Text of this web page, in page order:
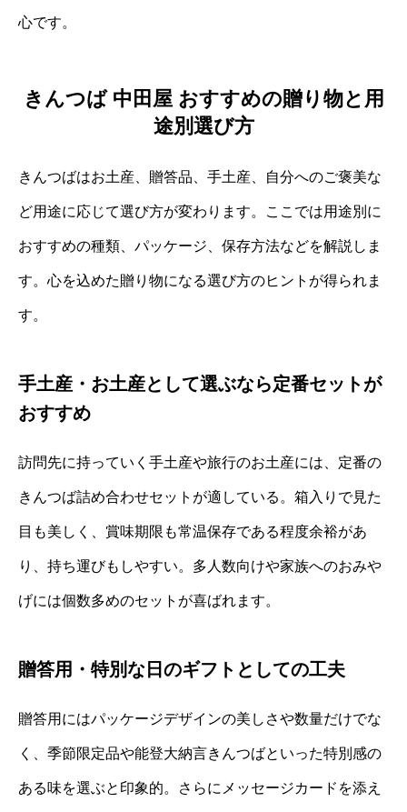
心です。
きんつば 中田屋 おすすめの贈り物と用
途別選び方
きんつばはお土産、贈答品、手土産、自分へのご褒美な
ど用途に応じて選び方が変わります。ここでは用途別に
おすすめの種類、パッケージ、保存方法などを解説しま
す。心を込めた贈り物になる選び方のヒントが得られま
す。
手土産・お土産として選ぶなら定番セットが
おすすめ
訪問先に持っていく手土産や旅行のお土産には、定番の
きんつば詰め合わせセットが適している。箱入りで見た
目も美しく、賞味期限も常温保存である程度余裕があ
り、持ち運びもしやすい。多人数向けや家族へのおみや
げには個数多めのセットが喜ばれます。
贈答用・特別な日のギフトとしての工夫
贈答用にはパッケージデザインの美しさや数量だけでな
く、季節限定品や能登大納言きんつばといった特別感の
ある味を選ぶと印象的。さらにメッセージカードを添え